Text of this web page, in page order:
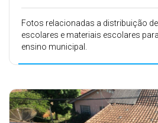
Fotos relacionadas a distribuição
escolares e materiais escolares
ensino municipal.